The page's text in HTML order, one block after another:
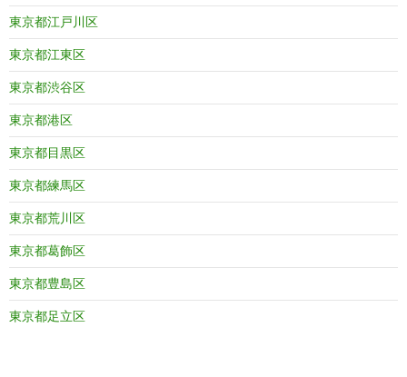
東京都江戸川区
東京都江東区
東京都渋谷区
東京都港区
東京都目黒区
東京都練馬区
東京都荒川区
東京都葛飾区
東京都豊島区
東京都足立区